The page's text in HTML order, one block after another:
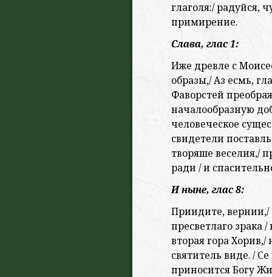
глаголя:/ радуйся,
примирение.
Слава, глас 1:
Иже древле с
образы,/ Аз есмь,
Фаворстей
началообразную
человеческое
свидетели
творяше веселия,/
ради / и
И ныне, глас 8:
Приидите, вернии,/
пресветлаго зрака
вторая гора
святитель виде. /
приносится Богу